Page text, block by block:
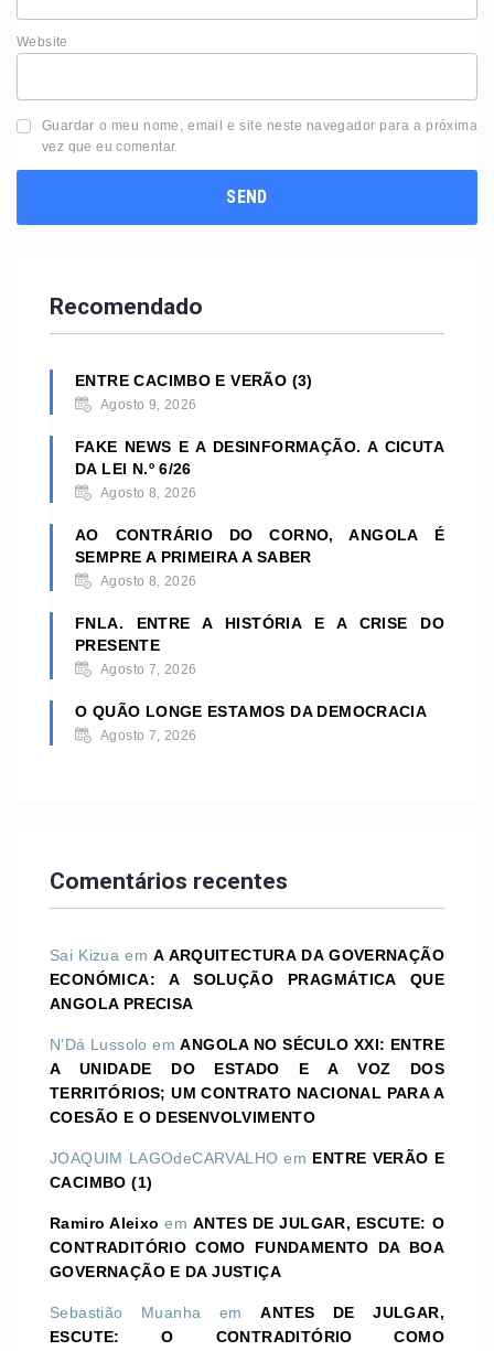
Website
Guardar o meu nome, email e site neste navegador para a próxima
vez que eu comentar.
Recomendado
ENTRE CACIMBO E VERÃO (3)
Agosto 9, 2026
FAKE NEWS E A DESINFORMAÇÃO. A CICUTA
DA LEI N.º 6/26
Agosto 8, 2026
AO CONTRÁRIO DO CORNO, ANGOLA É
SEMPRE A PRIMEIRA A SABER
Agosto 8, 2026
FNLA. ENTRE A HISTÓRIA E A CRISE DO
PRESENTE
Agosto 7, 2026
O QUÃO LONGE ESTAMOS DA DEMOCRACIA
Agosto 7, 2026
Comentários recentes
Sai Kizua emA ARQUITECTURA DA GOVERNAÇÃO
ECONÓMICA: A SOLUÇÃO PRAGMÁTICA QUE
ANGOLA PRECISA
N'Dá Lussolo emANGOLA NO SÉCULO XXI: ENTRE
A UNIDADE DO ESTADO E A VOZ DOS
TERRITÓRIOS; UM CONTRATO NACIONAL PARA A
COESÃO E O DESENVOLVIMENTO
JOAQUIM LAGOdeCARVALHO em ENTRE VERÃO E
CACIMBO (1)
Ramiro Aleixo emANTES DE JULGAR, ESCUTE: O
CONTRADITÓRIO COMO FUNDAMENTO DA BOA
GOVERNAÇÃO E DA JUSTIÇA
Sebastião Muanha emANTES DE JULGAR,
ESCUTE: O CONTRADITÓRIO COMO